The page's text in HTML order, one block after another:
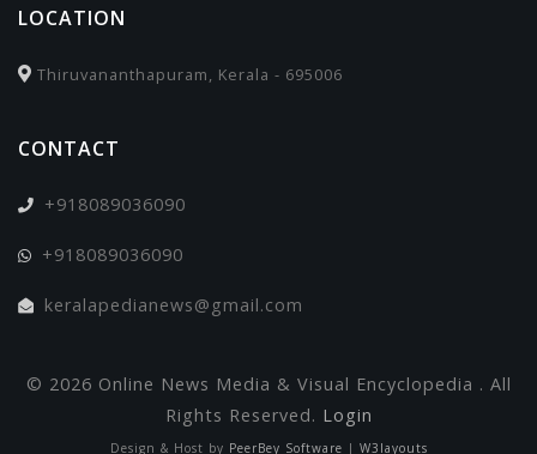
LOCATION
Thiruvananthapuram, Kerala - 695006
CONTACT
+918089036090
+918089036090
keralapedianews@gmail.com
© 2026 Online News Media & Visual Encyclopedia . All
Rights Reserved. Login
Design & Host by PeerBey Software | W3layouts